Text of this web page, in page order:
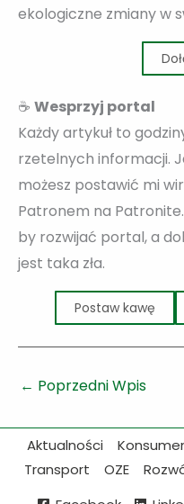
ekologiczne zmiany w
☕ Wesprzyj portal
Każdy artykuł to
rzetelnych informacji.
możesz postawić mi
Patronem na
by rozwijać portal, a
jest taka zła.
Postaw kawę
← Poprzedni Wpis
Aktualności
Transport
OZE